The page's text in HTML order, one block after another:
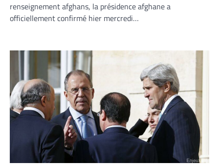
renseignement afghans, la présidence afghane a
officiellement confirmé hier mercredi…